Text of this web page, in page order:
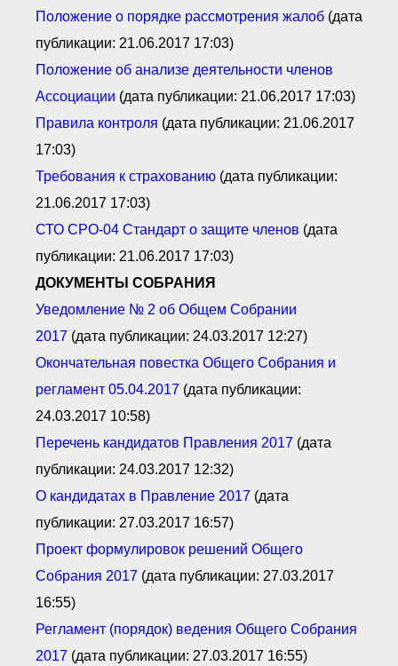
Положение о порядке рассмотрения жалоб (дата
публикации: 21.06.2017 17:03)
Положение об анализе деятельности членов
Ассоциации (дата публикации: 21.06.2017 17:03)
Правила контроля (дата публикации: 21.06.2017
17:03)
Требования к страхованию (дата публикации:
21.06.2017 17:03)
СТО СРО-04 Стандарт о защите членов (дата
публикации: 21.06.2017 17:03)
ДОКУМЕНТЫ СОБРАНИЯ
Уведомление № 2 об Общем Собрании
2017 (дата публикации: 24.03.2017 12:27)
Окончательная повестка Общего Собрания и
регламент 05.04.2017 (дата публикации:
24.03.2017 10:58)
Перечень кандидатов Правления 2017 (дата
публикации: 24.03.2017 12:32)
О кандидатах в П равление 2017 (дата
публикации: 27.03.2017 16:57)
Проект формулировок решений Общего
Собрания 2017 (дата публикации: 27.03.2017
16:55)
Регламент (порядок) ведения Общего Собрания
2017 (дата публикации: 27.03.2017 16:55)